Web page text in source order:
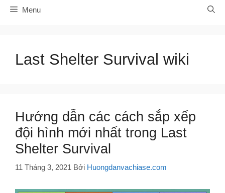
Menu
Last Shelter Survival wiki
Hướng dẫn các cách sắp xếp
đội hình mới nhất trong Last
Shelter Survival
11 Tháng 3, 2021 Bởi Huongdanvachiase.com